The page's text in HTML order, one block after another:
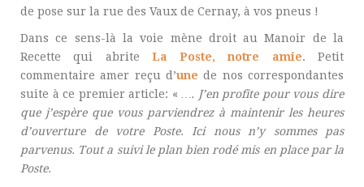
de pose sur la rue des Vaux de Cernay, à vos pneus !
Dans ce sens-là la voie mène droit au Manoir de la
Recette qui abrite La Poste, notre amie. Petit
commentaire amer reçu d’une de nos correspondantes
suite à ce premier article: «
…. J’en profite pour vous dire
que j’espère que vous parviendrez à maintenir les heures
d’ouverture de votre Poste. Ici nous n’y sommes pas
parvenus. Tout a suivi le plan bien rodé mis en place par la
Poste.